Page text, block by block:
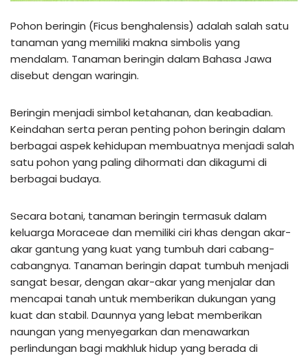
Pohon beringin (Ficus benghalensis) adalah salah satu
tanaman yang memiliki makna simbolis yang
mendalam. Tanaman beringin dalam Bahasa Jawa
disebut dengan waringin.
Beringin menjadi simbol ketahanan, dan keabadian.
Keindahan serta peran penting pohon beringin dalam
berbagai aspek kehidupan membuatnya menjadi salah
satu pohon yang paling dihormati dan dikagumi di
berbagai budaya.
Secara botani, tanaman beringin termasuk dalam
keluarga Moraceae dan memiliki ciri khas dengan akar-
akar gantung yang kuat yang tumbuh dari cabang-
cabangnya. Tanaman beringin dapat tumbuh menjadi
sangat besar, dengan akar-akar yang menjalar dan
mencapai tanah untuk memberikan dukungan yang
kuat dan stabil. Daunnya yang lebat memberikan
naungan yang menyegarkan dan menawarkan
perlindungan bagi makhluk hidup yang berada di